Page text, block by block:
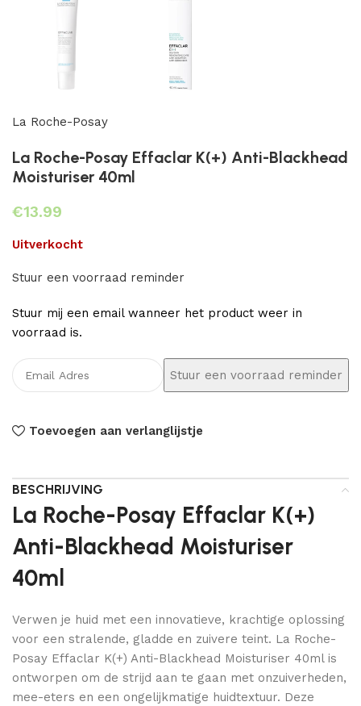
La Roche-Posay
La Roche-Posay Effaclar K(+) Anti-Blackhead
Moisturiser 40ml
€
Uitverkocht
Stuur een voorraad reminder
Stuur mij een email wanneer het product weer in
voorraad is.
Toevoegen aan verlanglijstje
BESCHRIJVING
La Roche-Posay Effaclar K(+)
Anti-Blackhead Moisturiser
40ml
Verwen je huid met een innovatieve, krachtige oplossing
voor een stralende, gladde en zuivere teint. La Roche-
Posay Effaclar K(+) Anti-Blackhead Moisturiser 40ml is
ontworpen om de strijd aan te gaan met onzuiverheden,
mee-eters en een ongelijkmatige huidtextuur. Deze